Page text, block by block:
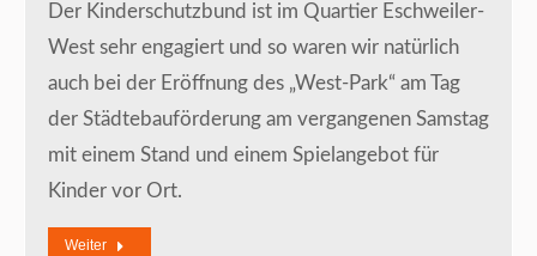
Der Kinderschutzbund ist im Quartier Eschweiler-
West sehr engagiert und so waren wir natürlich
auch bei der Eröffnung des „West-Park“ am Tag
der Städtebauförderung am vergangenen Samstag
mit einem Stand und einem Spielangebot für
Kinder vor Ort.
Weiter